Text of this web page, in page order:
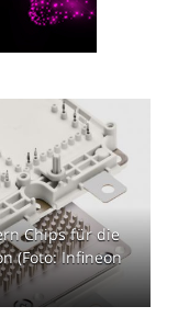
Chips für die
(Foto: Infineon